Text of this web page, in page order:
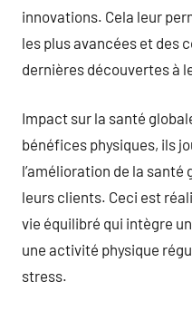
innovations. Cela leur
les plus avancées et des
dernières découvertes à
Impact sur la santé
bénéfices physiques, ils
l’amélioration de la
leurs clients. Ceci est
vie équilibré qui intègre
une activité physique
stress.